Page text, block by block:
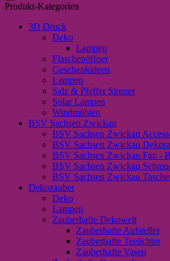
blau"
Menge
Produkt-Kategorien
3D Druck
Deko
Lampen
Flaschenöffner
Geschenkideen
Lampen
Salz & Pfeffer Streuer
Solar Lampen
Windmühlen
BSV Sachsen Zwickau
BSV Sachsen Zwickau
BSV Sachsen Zwickau
BSV Sachsen Zwickau Fan -
BSV Sachsen Zwickau
BSV Sachsen Zwickau
Dekozauber
Deko
Lampen
Zauberhafte Dekowelt
Zauberhafte Aufsteller
Zauberhafte Teelichter
Zauberhafte Vasen